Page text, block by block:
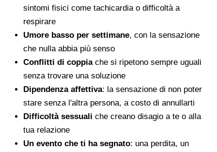
sintomi fisici come tachicardia o difficoltà a
respirare
Umore basso per settimane, con la sensazione
che nulla abbia più senso
Conflitti di coppiache si ripetono sempre uguali
senza trovare una soluzione
Dipendenza affettiva: la sensazione di non poter
stare senza l'altra persona, a costo di annullarti
Difficoltà sessuali che creano disagio a te o alla
tua relazione
Un evento che ti ha segnato: una perdita, un